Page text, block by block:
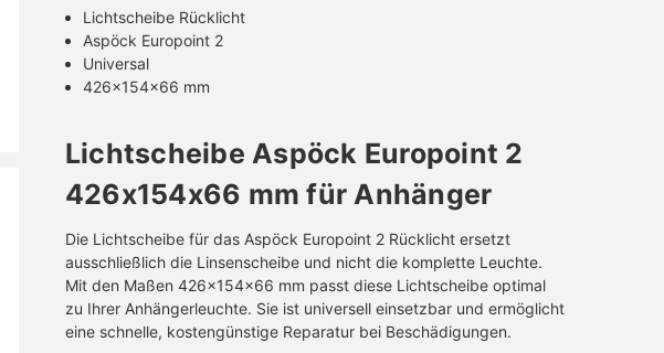
Lichtscheibe Rücklicht
Aspöck Europoint 2
Universal
426x154x66 mm
Lichtscheibe Aspöck Europoint 2
426x154x66 mm für Anhänger
Die Lichtscheibe für das Aspöck Europoint 2 Rücklicht ersetzt
ausschließlich die Linsenscheibe und nicht die komplette Leuchte.
Mit den Maßen 426x154x66 mm passt diese Lichtscheibe optimal
zu Ihrer Anhängerleuchte. Sie ist universell einsetzbar und ermöglicht
eine schnelle, kostengünstige Reparatur bei Beschädigungen.